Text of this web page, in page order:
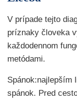
V prípade tejto
príznaky človeka
každodennom
metódami.
Spánok:najlepším
spánok. Pred